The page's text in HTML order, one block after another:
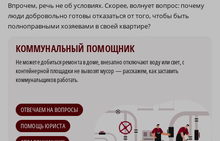
Впрочем, речь не об условиях. Скорее, волнует вопрос: почему
люди добровольно готовы отказаться от того, чтобы быть
полноправными хозяевами в своей квартире?
КОММУНАЛЬНЫЙ ПОМОЩНИК
Не можете добиться ремонта в доме, внезапно отключают воду или свет, с
контейнерной площадки не вывозят мусор — расскажем, как заставить
коммунальщиков работать.
ОТВЕЧАЕМ НА ВОПРОСЫ
ПОМОЩЬ ЮРИСТА